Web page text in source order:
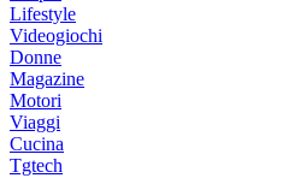
Lifestyle
Videogiochi
Donne
Magazine
Motori
Viaggi
Cucina
Tgtech